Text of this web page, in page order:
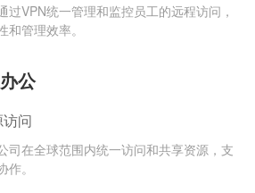
过VPN统一管理和监控员工的远程访问，
和管理效率。
公
问
司在全球范围内统一访问和共享资源，支
。